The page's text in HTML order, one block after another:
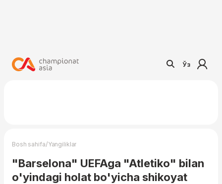
Ўз
Bosh sahifa/Yangiliklar
"Barselona" UEFAga "Atletiko" bilan
o'yindagi holat bo'yicha shikoyat